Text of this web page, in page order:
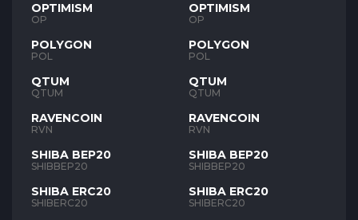
OPTIMISM
OP
POLYGON
POL
QTUM
QTUM
RAVENCOIN
RVN
SHIBA BEP20
SHIBBEP20
SHIBA ERC20
SHIBERC20
OPTIMISM
OP
POLYGON
POL
QTUM
QTUM
RAVENCOIN
RVN
SHIBA BEP20
SHIBBEP20
SHIBA ERC20
SHIBERC20